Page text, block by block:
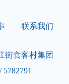
联系我们
街食客村集团